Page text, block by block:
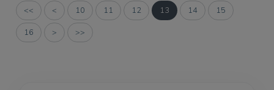
<< < 10 11 12 13 14
15
16
> >>